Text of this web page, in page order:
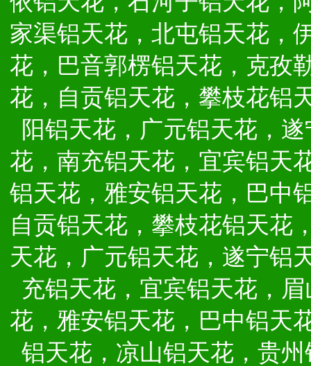
家渠铝天花，北屯铝天花，
花，巴音郭楞铝天花，克孜
花，自贡铝天花，攀枝花铝
阳铝天花，广元铝天花，
花，南充铝天花，宜宾铝天
铝天花，雅安铝天花，巴中
自贡铝天花，攀枝花铝天花
天花，广元铝天花，遂宁铝
充铝天花，宜宾铝天花，
花，雅安铝天花，巴中铝天
铝天花，凉山铝天花，贵